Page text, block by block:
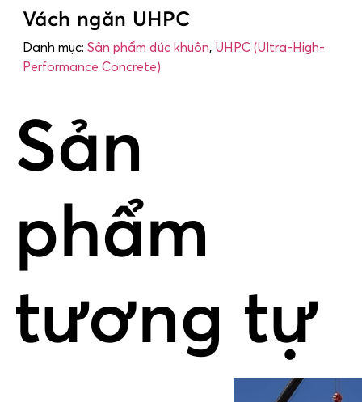
Vách ngăn UHPC
Danh mục: Sản phẩm đúc khuôn, UHPC (Ultra-High-
Performance Concrete)
Sản
phẩm
tương tự